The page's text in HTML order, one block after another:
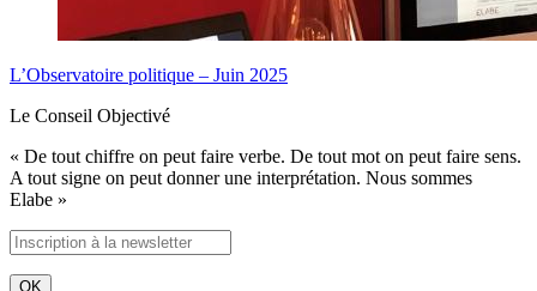
L’Observatoire politique – Juin 2025
Le Conseil Objectivé
« De tout chiffre on peut faire verbe. De tout mot on peut faire sens.
A tout signe on peut donner une interprétation. Nous sommes
Elabe »